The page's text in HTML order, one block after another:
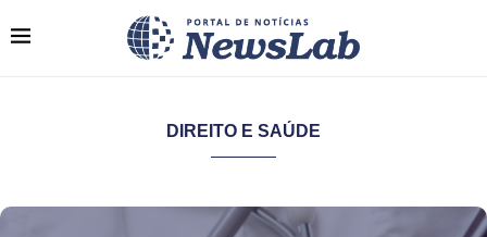
DIREITO E SAÚDE